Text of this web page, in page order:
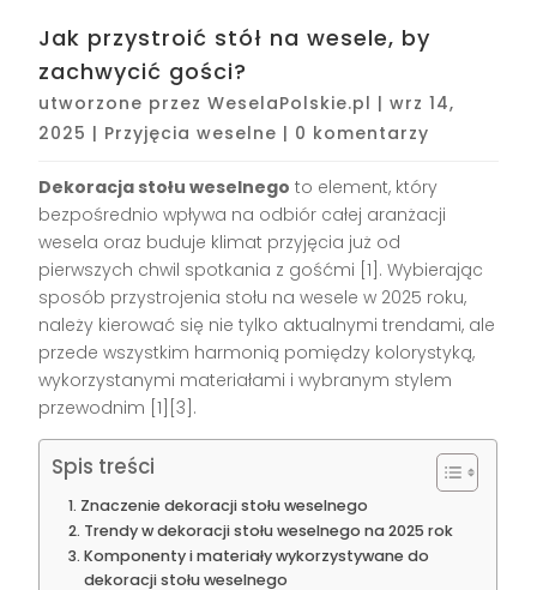
Jak przystroić stół na wesele, by
zachwycić gości?
utworzone przezWeselaPolskie.pl |wrz 14,
2025 | Przyjęcia weselne | 0 komentarzy
Dekoracja stołu weselnego to element, który
bezpośrednio wpływa na odbiór całej aranżacji
wesela oraz buduje klimat przyjęcia już od
pierwszych chwil spotkania z gośćmi [1] . Wybierając
sposób przystrojenia stołu na wesele w 2025 roku,
należy kierować się nie tylko aktualnymi trendami, ale
przede wszystkim harmonią pomiędzy kolorystyką,
wykorzystanymi materiałami i wybranym stylem
przewodnim [1][3] .
Spis treści
Znaczenie dekoracji stołu weselnego
Trendy w dekoracji stołu weselnego na 2025 rok
Komponenty i materiały wykorzystywane do
dekoracji stołu weselnego